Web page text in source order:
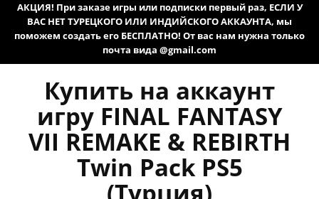
АКЦИЯ! При заказе игры или подписки первый раз, ЕСЛИ У
ВАС НЕТ ТУРЕЦКОГО ИЛИ ИНДИЙСКОГО АККАУНТА, мы
поможем создать его БЕСПЛАТНО! От вас нам нужна только
почта вида @gmail.com
Купить на аккаунт
игру FINAL FANTASY
VII REMAKE & REBIRTH
Twin Pack PS5